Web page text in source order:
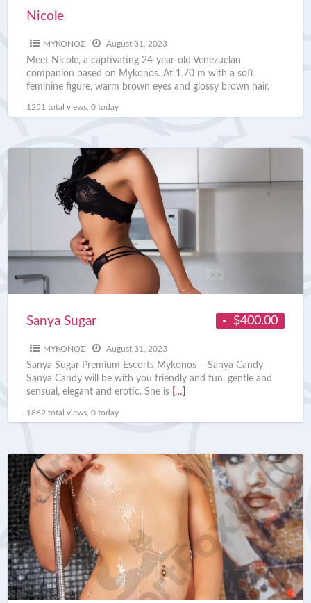
Nicole
ΜΥΚΟΝΟΣ August 31, 2023
Meet Nicole, a captivating 24-year-old Venezuelan
companion based on Mykonos. At 1.70 m with a soft,
feminine figure, warm brown eyes and glossy brown hair,
1251 total views, 0 today
$400.00
Sanya Sugar
ΜΥΚΟΝΟΣ August 31, 2023
Sanya Sugar Premium Escorts Mykonos – Sanya Candy
Sanya Candy will be with you friendly and fun, gentle and
sensual, elegant and erotic. She is
[…]
1862 total views, 0 today